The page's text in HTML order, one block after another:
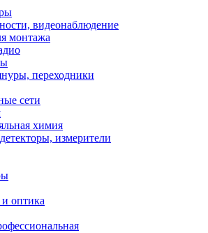
видеонаблюдение
монтажа
переходники
сети
химия
измерители
оптика